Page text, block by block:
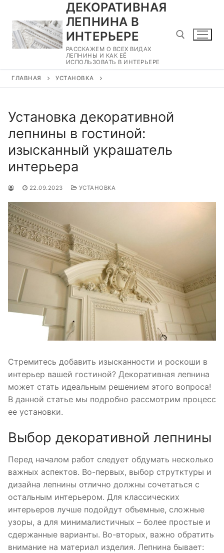
содержимому
ДЕКОРАТИВНАЯ
ЛЕПНИНА В
ИНТЕРЬЕРЕ
РАССКАЖЕМ О ВСЕХ ВИДАХ
ЛЕПНИНЫ И КАК ЕЁ
ИСПОЛЬЗОВАТЬ В ИНТЕРЬЕРЕ
ГЛАВНАЯ УСТАНОВКА
Установка декоративной
лепнины в гостиной:
изысканный украшатель
интерьера
22.09.2023 УСТАНОВКА
Стремитесь добавить изысканности и роскоши в
интерьер вашей гостиной? Декоративная лепнина
может стать идеальным решением этого вопроса!
В данной статье мы подробно рассмотрим процесс
ее установки.
Выбор декоративной лепнины
Перед началом работ следует обдумать несколько
важных аспектов. Во-первых, выбор струтктуры и
дизайна лепнины отлично должны сочетаться с
остальным интерьером. Для классических
интерьеров лучше подойдут объемные, сложные
узоры, а для минималистичных – более простые и
сдержанные варианты. Во-вторых, важно обратить
внимание на материал изделия. Лепнина бывает: